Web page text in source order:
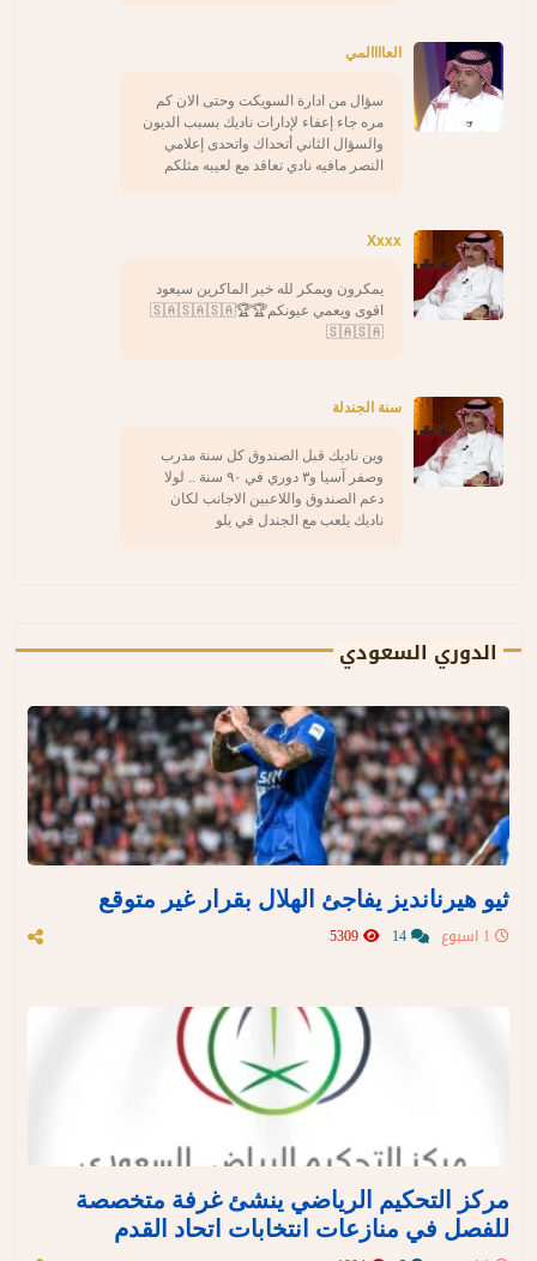
العاااالمي
سؤال من ادارة السويكت وحتى الان كم
مره جاء إعفاء لإدارات ناديك بسبب الديون
والسؤال الثاني أتحداك واتحدى إعلامي
النصر مافيه نادي تعاقد مع لعيبه مثلكم
Xxxx
يمكرون ويمكر لله خير الماكرين سيعود
اقوى ويعمي عيونكم🏆🏆🇸🇦🇸🇦🇸🇦
🇸🇦🇸🇦
سنة الجندلة
وين ناديك قبل الصندوق كل سنة مدرب
وصفر آسيا و٣ دوري في ٩٠ سنة .. لولا
دعم الصندوق واللاعبين الاجانب لكان
ناديك يلعب مع الجندل في يلو
الدوري السعودي
ثيو هيرنانديز يفاجئ الهلال بقرار غير متوقع
مركز التحكيم الرياضي ينشئ غرفة متخصصة
للفصل في منازعات انتخابات اتحاد القدم